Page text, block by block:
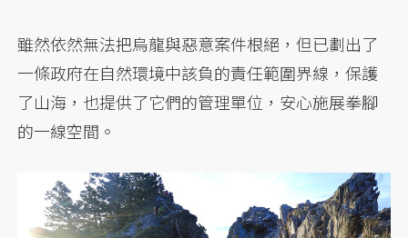
雖然依然無法把烏龍與惡意案件根絕，但已劃出了
一條政府在自然環境中該負的責任範圍界線，保護
了山海，也提供了它們的管理單位，安心施展拳腳
的一線空間。